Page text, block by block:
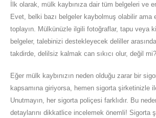
İlk olarak, mülk kaybınıza dair tüm belgeleri ve
Evet, belki bazı belgeler kaybolmuş olabilir ama
toplayın. Mülkünüzle ilgili fotoğraflar, tapu veya
belgeler, talebinizi destekleyecek deliller
takdirde, delilsiz kalmak can sıkıcı olur, değil mi?
Eğer mülk kaybınızın neden olduğu zarar bir
kapsamına giriyorsa, hemen sigorta şirketinizle
Unutmayın, her sigorta poliçesi farklıdır. Bu
detaylarını dikkatlice incelemek önemli! Sigorta